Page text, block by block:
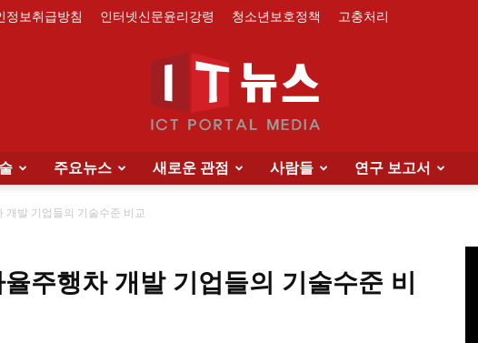
정보취급방침 인터넷신문윤리강령 청소년보호정책 고충처리
주요뉴스 새로운 관점 사람들 연구 보고서
개발 기업들의 기술수준 비교
주행차 개발 기업들의 기술수준 비